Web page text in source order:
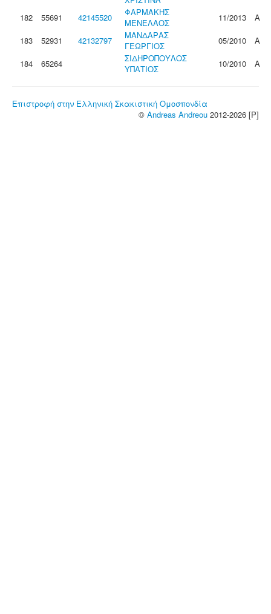
182
55691 42145520
ΦΑΡΜΑΚΗΣ
ΜΕΝΕΛΑΟΣ
11/2013
Α
183
52931 42132797
ΜΑΝΔΑΡΑΣ
ΓΕΩΡΓΙΟΣ
05/2010
Α
184
65264
ΣΙΔΗΡΟΠΟΥΛΟΣ
ΥΠΑΤΙΟΣ
10/2010 Α
Επιστροφή στην Ελληνική Σκακιστική Ομοσπονδία
© Andreas Andreou 2012-2026 [P]